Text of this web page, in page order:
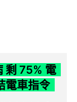
剩 75% 電
電車指令